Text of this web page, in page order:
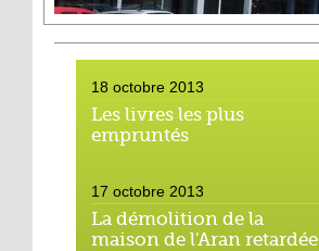
18 octobre 2013
Les livres les plus
empruntés
17 octobre 2013
La démolition de la
maison de l'Aran retardée